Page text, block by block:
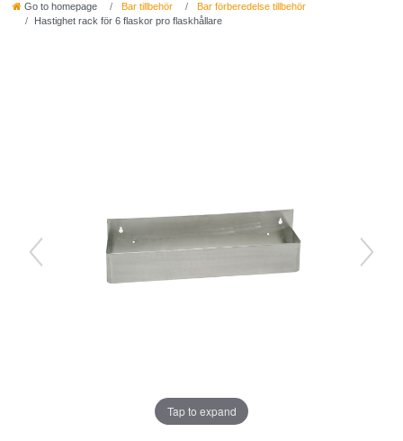
Go to homepage Bar tillbehör
Bar förberedelse tillbehör
Hastighet rack för 6 flaskor pro flaskhållare
Tap to expand